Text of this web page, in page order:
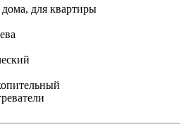
дома, для квартиры